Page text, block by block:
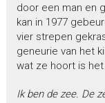
door een man en
kan in 1977
vier strepen
geneurie van het
wat ze hoort is
Ik ben de zee. De